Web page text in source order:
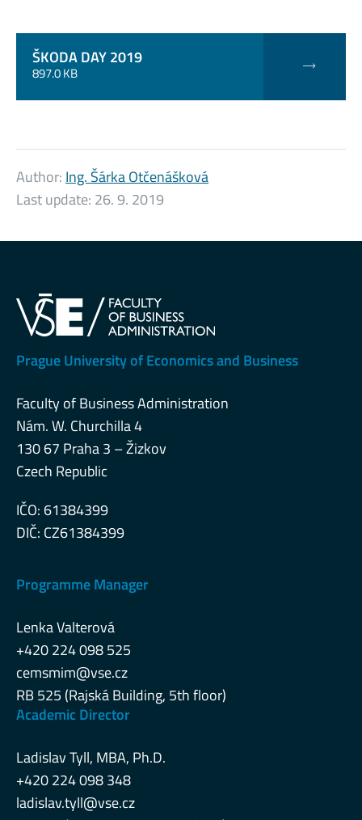
ŠKODA DAY 2019
897.0 KB
Author:Ing. Šárka Otčenášková
Last update: 26. 9. 2019
Prague University of Economics and Business
Faculty of Business Administration
Nám. W. Churchilla 4
130 67 Praha 3 – Žizkov
Czech Republic
IČO: 61384399
DIČ: CZ61384399
Programme Manager
Lenka Valterová
+420 224 098 525
cemsmim@vse.cz
RB 525 (Rajská Building, 5th floor)
Academic Director
Ladislav Tyll, MBA, Ph.D.
+420 224 098 348
ladislav.tyll@vse.cz